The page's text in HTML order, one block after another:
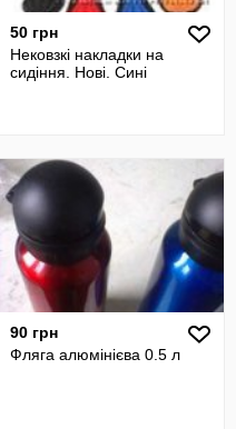
50 грн
Нековзкі накладки на
сидіння. Нові. Сині
90 грн
Фляга алюмінієва 0.5 л